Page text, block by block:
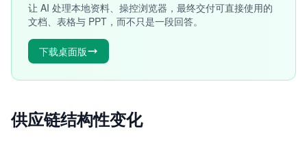
让 AI 处理本地资料、操控浏览器，最终交付可直接使用的
文档、表格与 PPT，而不只是一段回答。
下载桌面版
供应链结构性变化